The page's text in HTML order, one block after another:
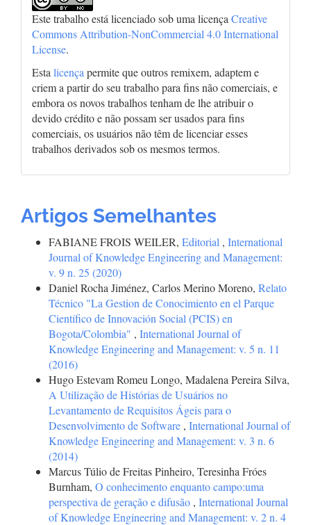
Este trabalho está licenciado sob uma licençaCreative
Commons Attribution-NonCommercial 4.0 International
License.
Estalicençapermite que outros remixem, adaptem e
criem a partir do seu trabalho para fins não comerciais, e
embora os novos trabalhos tenham de lhe atribuir o
devido crédito e não possam ser usados para fins
comerciais, os usuários não têm de licenciar esses
trabalhos derivados sob os mesmos termos.
Artigos Semelhantes
FABIANE FROIS WEILER, Editorial , International
Journal of Knowledge Engineering and Management:
v. 9 n. 25 (2020)
Daniel Rocha Jiménez, Carlos Merino Moreno, Relato
Técnico "La Gestion de Conocimiento en el Parque
Científico de Innovación Social (PCIS) en
Bogota/Colombia" , International Journal of
Knowledge Engineering and Management: v. 5 n. 11
(2016)
Hugo Estevam Romeu Longo, Madalena Pereira Silva,
A Utilização de Histórias de Usuários no
Levantamento de Requisitos Ágeis para o
Desenvolvimento de Software , International Journal of
Knowledge Engineering and Management: v. 3 n. 6
(2014)
Marcus Túlio de Freitas Pinheiro, Teresinha Fróes
Burnham, O conhecimento enquanto campo:uma
perspectiva de geração e difusão , International Journal
of Knowledge Engineering and Management: v. 2 n. 4